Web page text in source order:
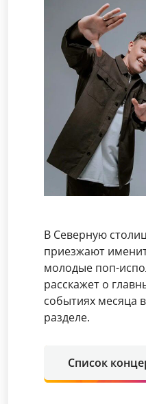
В Северную
приезжают
молодые поп-
расскажет о
событиях месяца
разделе.
Список